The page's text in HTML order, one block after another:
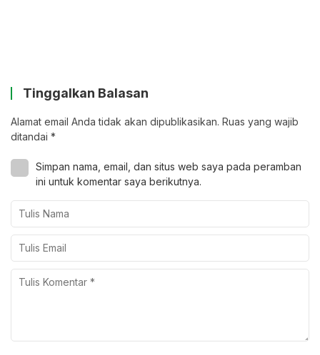
Tinggalkan Balasan
Alamat email Anda tidak akan dipublikasikan. Ruas yang wajib
ditandai *
Simpan nama, email, dan situs web saya pada peramban
ini untuk komentar saya berikutnya.